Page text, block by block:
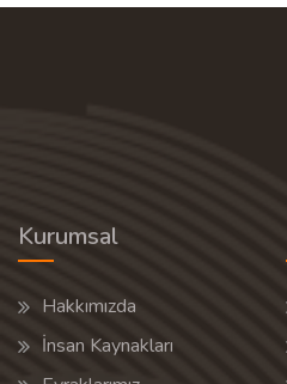
Kurumsal
Hakkımızda
İnsan Kaynakları